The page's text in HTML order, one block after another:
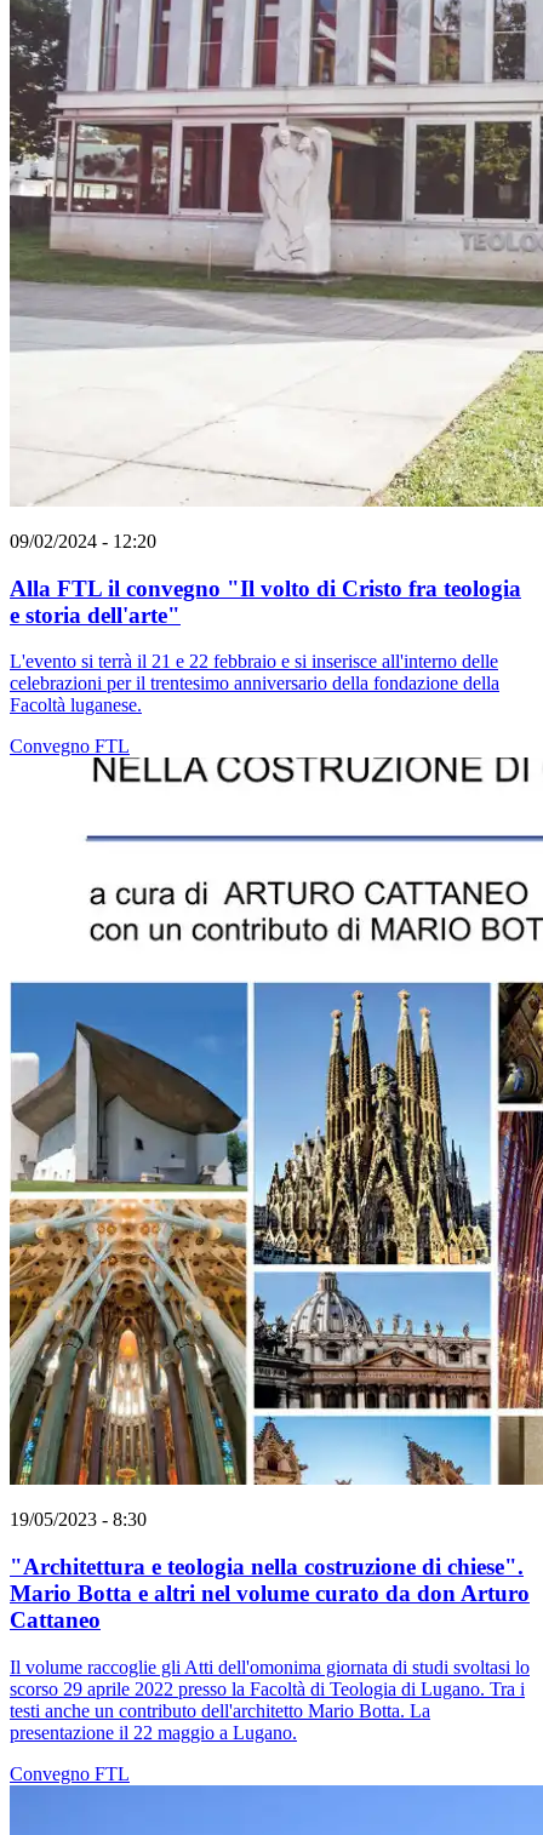
09/02/2024 - 12:20
Alla FTL il convegno "Il volto di Cristo fra teologia
e storia dell'arte"
L'evento si terrà il 21 e 22 febbraio e si inserisce all'interno delle
celebrazioni per il trentesimo anniversario della fondazione della
Facoltà luganese.
Convegno FTL
19/05/2023 - 8:30
"Architettura e teologia nella costruzione di chiese".
Mario Botta e altri nel volume curato da don Arturo
Cattaneo
Il volume raccoglie gli Atti dell'omonima giornata di studi svoltasi lo
scorso 29 aprile 2022 presso la Facoltà di Teologia di Lugano. Tra i
testi anche un contributo dell'architetto Mario Botta. La
presentazione il 22 maggio a Lugano.
Convegno FTL